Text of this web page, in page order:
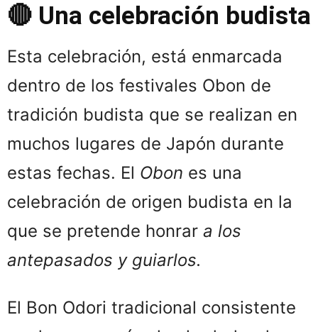
🔴 Una celebración budista
Esta celebración, está enmarcada
dentro de los festivales Obon de
tradición budista que se realizan en
muchos lugares de Japón durante
estas fechas. El Obon es una
celebración de origen budista en la
que se pretende honrar a los
antepasados y guiarlos.
El Bon Odori tradicional consistente